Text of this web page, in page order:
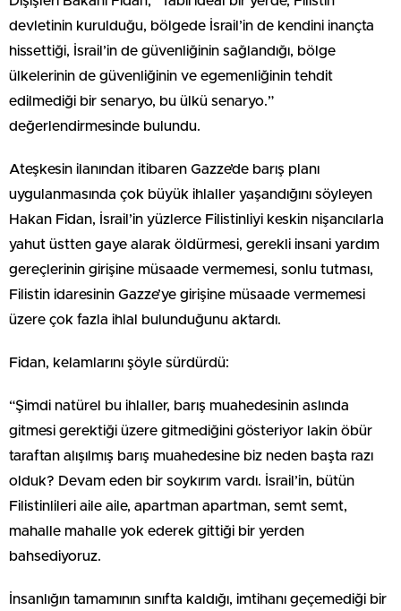
devletinin kurulduğu, bölgede İsrail’in de kendini inançta
hissettiği, İsrail’in de güvenliğinin sağlandığı, bölge
ülkelerinin de güvenliğinin ve egemenliğinin tehdit
edilmediği bir senaryo, bu ülkü senaryo.”
değerlendirmesinde bulundu.
Ateşkesin ilanından itibaren Gazze’de barış planı
uygulanmasında çok büyük ihlaller yaşandığını söyleyen
Hakan Fidan, İsrail’in yüzlerce Filistinliyi keskin nişancılarla
yahut üstten gaye alarak öldürmesi, gerekli insani yardım
gereçlerinin girişine müsaade vermemesi, sonlu tutması,
Filistin idaresinin Gazze’ye girişine müsaade vermemesi
üzere çok fazla ihlal bulunduğunu aktardı.
Fidan, kelamlarını şöyle sürdürdü:
“Şimdi natürel bu ihlaller, barış muahedesinin aslında
gitmesi gerektiği üzere gitmediğini gösteriyor lakin öbür
taraftan alışılmış barış muahedesine biz neden başta razı
olduk? Devam eden bir soykırım vardı. İsrail’in, bütün
Filistinlileri aile aile, apartman apartman, semt semt,
mahalle mahalle yok ederek gittiği bir yerden
bahsediyoruz.
İnsanlığın tamamının sınıfta kaldığı, imtihanı geçemediği bir